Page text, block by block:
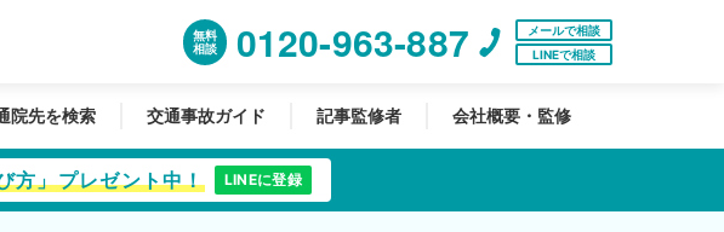
無料
相談
0120-963-887
メールで相談
LINEで相談
院先を検索 交通事故ガイド 記事監修者 会社概要・監修
方」プレゼント中！ LINEに登録